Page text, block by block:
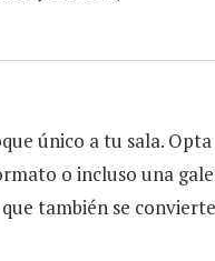
único a tu sala. Opta
o incluso una
también se